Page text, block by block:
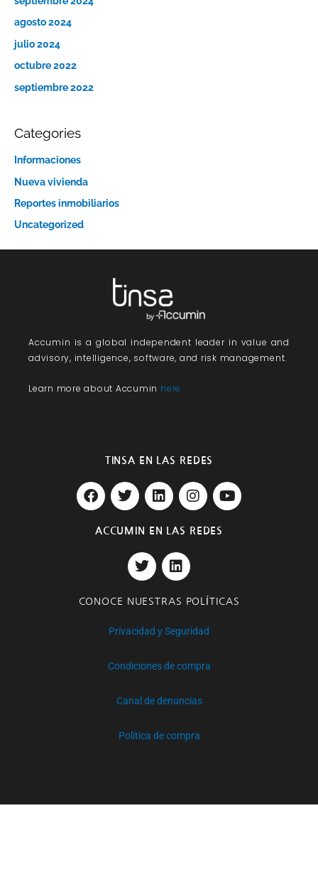
agosto 2024
julio 2024
octubre 2022
septiembre 2022
Categories
Informaciones
Nueva vivienda
Reportes inmobiliarios
Uncategorized
Accumin is a global independent leader in value and
advisory, intelligence, software, and risk management.
Learn more about Accumin here
TINSA EN LAS REDES
F
a
e
T
w
t
e
r
L
i
k
d
I
n
t
m
Y
o
ACCUMIN EN LAS REDES
T
w
t
e
L
i
k
d
CONOCE NUESTRAS POLÍTICAS
Privacidad y Seguridad
Condiciones de compra
Canal de denuncias
Política de compra